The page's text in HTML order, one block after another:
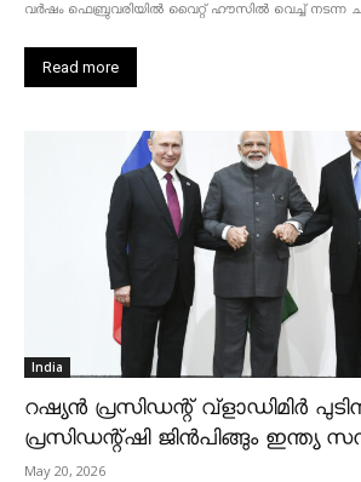
വർഷം ഫെബ്രുവരിയിൽ വൈറ്റ് ഹൗസിൽ വെച്ച് നടന്ന
Read more
India
റഷ്യൻ പ്രസിഡന്റ് വ്‌ളാഡിമിർ
പ്രസിഡന്റ്ഷി ജിൻപിങ്ങും ഇന്ത്യ
May 20, 2026